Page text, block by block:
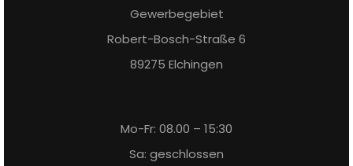
Gewerbegebiet
Robert-Bosch-Straße 6
89275 Elchingen
Mo-Fr: 08.00 – 15:30
Sa: geschlossen